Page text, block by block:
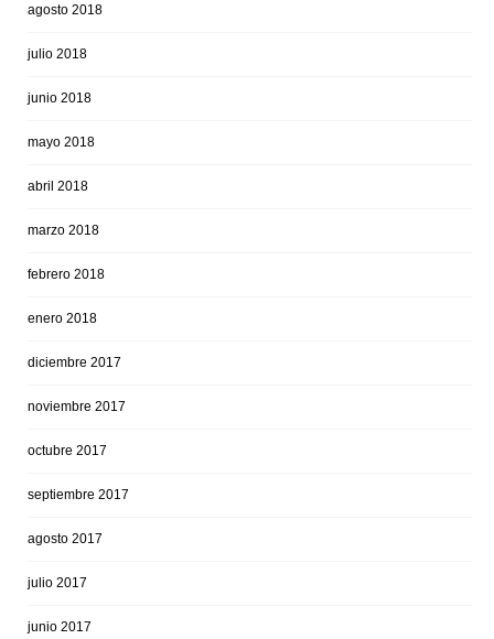
agosto 2018
julio 2018
junio 2018
mayo 2018
abril 2018
marzo 2018
febrero 2018
enero 2018
diciembre 2017
noviembre 2017
octubre 2017
septiembre 2017
agosto 2017
julio 2017
junio 2017